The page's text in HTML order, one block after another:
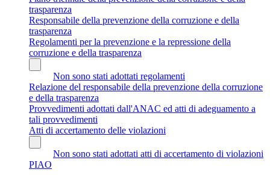
trasparenza
Responsabile della prevenzione della corruzione e della
trasparenza
Regolamenti per la prevenzione e la repressione della
corruzione e della trasparenza
Non sono stati adottati regolamenti
Relazione del responsabile della prevenzione della corruzione
e della trasparenza
Provvedimenti adottati dall'ANAC ed atti di adeguamento a
tali provvedimenti
Atti di accertamento delle violazioni
Non sono stati adottati atti di accertamento di violazioni
PIAO